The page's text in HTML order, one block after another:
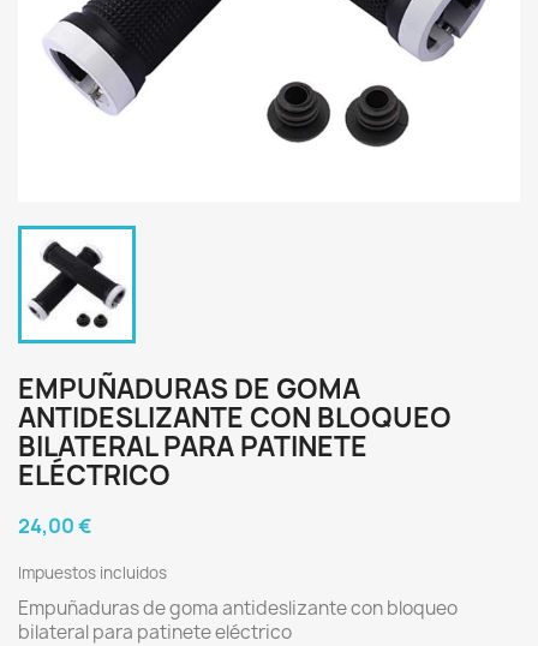
EMPUÑADURAS DE GOMA
ANTIDESLIZANTE CON BLOQUEO
BILATERAL PARA PATINETE
ELÉCTRICO
24,00 €
Impuestos incluidos
Empuñaduras de goma antideslizante con bloqueo
bilateral para patinete eléctrico